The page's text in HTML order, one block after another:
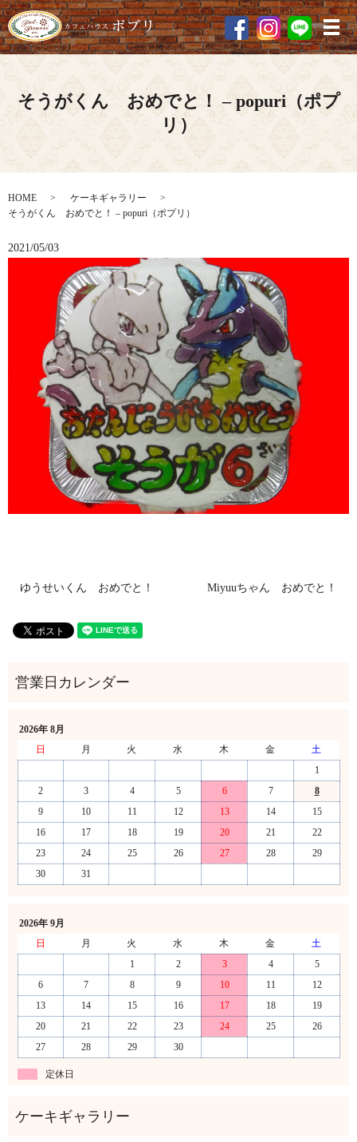
メ
そうがくん おめでと！ – popuri（ポプ
リ）
HOME
ケーキギャラリー
そうがくん おめでと！ – popuri（ポプリ）
2021/05/03
ゆうせいくん おめでと！ Miyuuちゃん おめでと！
2026年 8月
日
月 火 水 木 金
土
1
2
3 4 5 6 7
8
9
10 11 12 13 14
15
16
17 18 19 20 21
22
23
24 25 26 27 28
29
30
31
2026年 9月
日
月 火 水 木 金
土
1
2 3 4
5
6
7 8 9 10 11
12
13
14 15 16 17 18
19
20
21 22 23 24 25
26
27
28 29 30
定休日